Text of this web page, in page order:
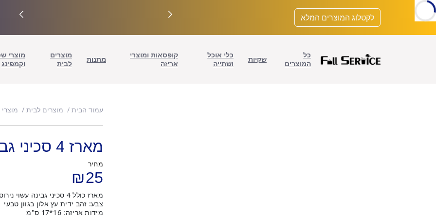
לתוכן
לקטלוג המוצרים המלא
כל
המוצרים
שקיות
כלי אוכל
ושתייה
קופסאות ומוצרי
אריזה
מתנות
מוצרים
לבית
מוצרי
וקמפינג
עמוד הבית מוצרים לבית
מארז 4 סכיני גבינה – זהב
מחיר
₪25
מארז כולל 4 סכיני גבינה עשוי נירוסטה אל חלד.
צבע: זהב ידית עץ אלון בגוון טבעי
מידות אריזה: 16*17 ס"מ